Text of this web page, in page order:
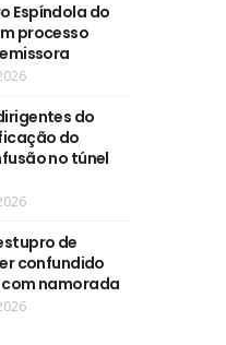
Espíndola do
processo
do
do
no túnel
de
confundido
namorada